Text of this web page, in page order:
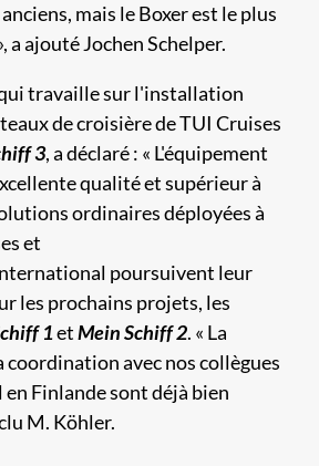
mais le Boxer est le plus
a ajouté Jochen Schelper.
travaille sur l'installation
de croisière de TUI Cruises
3, a déclaré : « L'équipement
qualité et supérieur à
ordinaires déployées à
et
poursuivent leur
les prochains projets, les
1etMein Schiff 2. « La
avec nos collègues
Finlande sont déjà bien
M. Köhler.